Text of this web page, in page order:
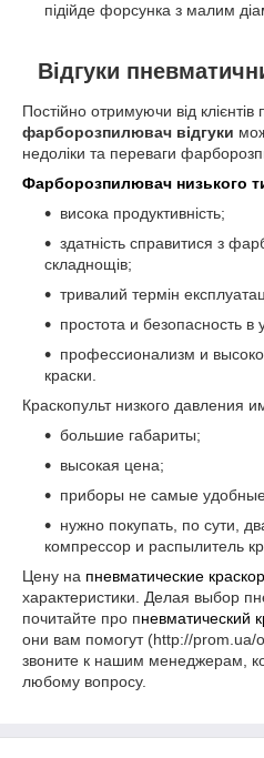
підійде форсунка з малим
Відгуки
Постійно отримуючи від клієнтів
фарборозпилювач відгуки
недоліки та переваги
Фарборозпилювач низького
висока продуктивність;
здатність справитися з
складнощів;
тривалий термін
простота и безопасность в
профессионализм и
краски.
Краскопульт низкого давления
большие габариты;
высокая цена;
приборы не самые удобные
нужно покупать, по сути,
компрессор и распылитель
Цену на пневматические
характеристики. Делая выбор
почитайте про пневматический
они вам помогут (http://
звоните к нашим менеджерам,
любому вопросу.